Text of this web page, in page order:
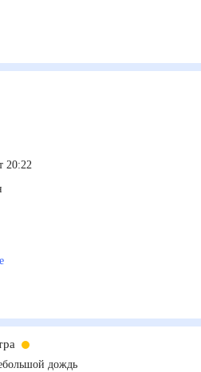
20:22
небольшой дождь